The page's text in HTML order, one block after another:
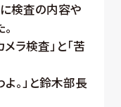
検査の内容や
ラ検査」と「苦
。」と鈴木部長